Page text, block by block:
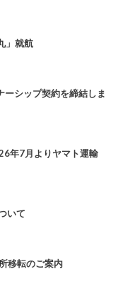
」就航
ーシップ契約を締結しま
年7月よりヤマト運輸
いて
移転のご案内